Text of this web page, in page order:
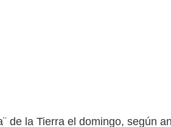
de la Tierra el domingo, según